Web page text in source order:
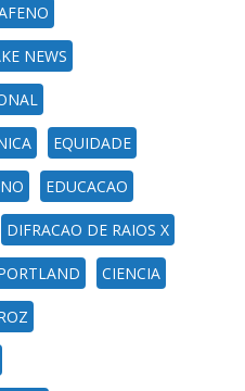
NEWS
EQUIDADE
EDUCACAO
DIFRACAO DE RAIOS X
CIENCIA